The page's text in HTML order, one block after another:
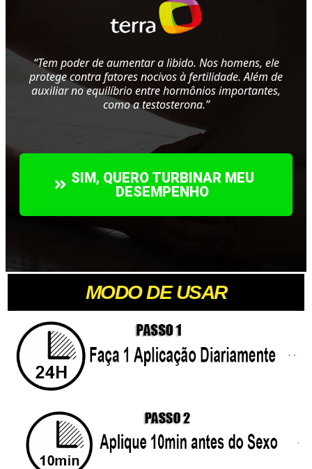
“Tem poder de aumentar a libido. Nos homens, ele
protege contra fatores nocivos à fertilidade. Além de
auxiliar no equilíbrio entre hormônios importantes,
como a testosterona.”
SIM, QUERO TURBINAR MEU
DESEMPENHO
MODO DE USAR